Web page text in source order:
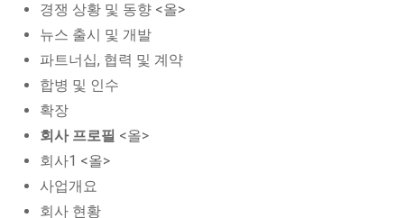
경쟁 상황 및 동향 <올>
뉴스 출시 및 개발
파트너십, 협력 및 계약
합병 및 인수
확장
회사 프로필 <올>
회사1 <올>
사업개요
회사 현황